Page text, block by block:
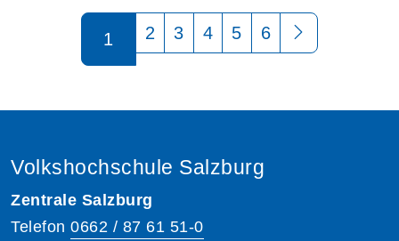
Seite 1 von 6
1 2 3 4 5 6
Volkshochschule Salzburg
Zentrale Salzburg
Telefon 0662 / 87 61 51-0